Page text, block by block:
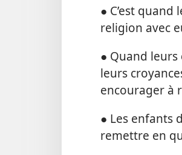
● C’est
religion avec
● Quand
leurs
encourager à
● Les enfants
remettre en